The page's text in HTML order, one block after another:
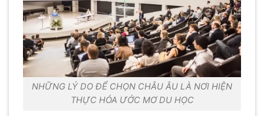
NHỮNG LÝ DO ĐỂ CHỌN CHÂU ÂU LÀ NƠI HIỆN
THỰC HÓA ƯỚC MƠ DU HỌC